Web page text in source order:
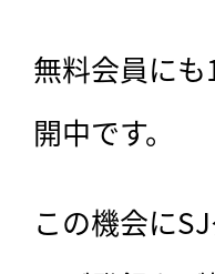
無料会員に
開中です。
この機会に